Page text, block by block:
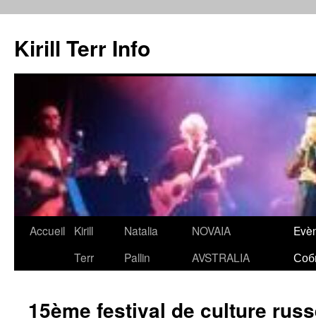
Kirill Terr Info
Aller
Accueil
Kirill
Terr
Natalia
Pallin
NOVAIA
AVSTRALIA
15ème festival de culture